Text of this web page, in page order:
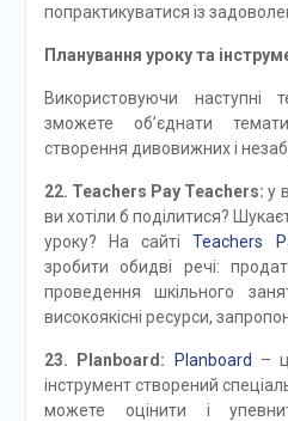
попрактикуватися із
Планування уроку та
Використовуючи наступні
зможете об’єднати
створення дивовижних і
22. Teachers Pay Teachers: у
ви хотіли б поділитися?
уроку? На сайтіTeachers
зробити обидві речі:
проведення шкільного
високоякісні ресурси,
23. Planboard: Planboard –
інструмент створений
можете оцінити і